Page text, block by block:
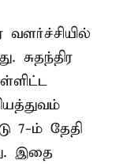
வளர்ச்சியில்
சுதந்திர
7-ம் தேதி
இதை